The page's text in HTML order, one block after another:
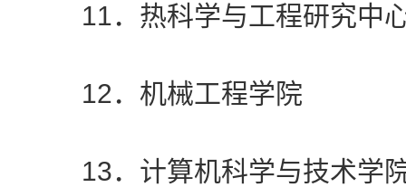
11．热科学与工程研究中
12．机械工程学院
13．计算机科学与技术学